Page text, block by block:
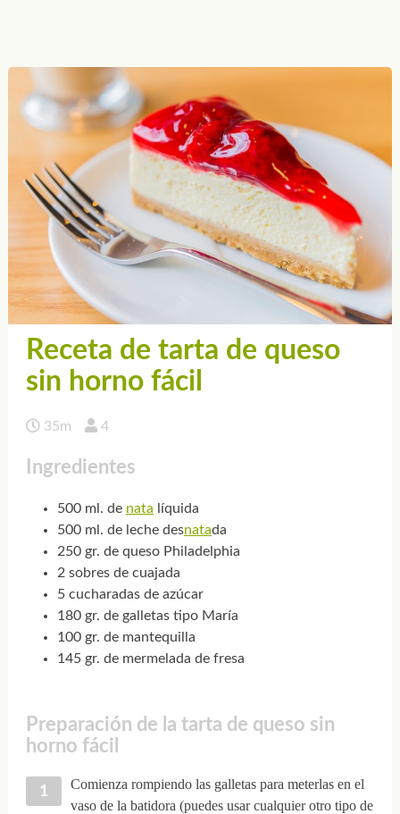
Receta de tarta de queso
sin horno fácil
35m 4
Ingredientes
500 ml. de nata líquida
500 ml. de leche desnatada
250 gr. de queso Philadelphia
2 sobres de cuajada
5 cucharadas de azúcar
180 gr. de galletas tipo María
100 gr. de mantequilla
145 gr. de mermelada de fresa
Preparación de la tarta de queso sin
horno fácil
Comienza rompiendo las galletas para meterlas en el
vaso de la batidora (puedes usar cualquier otro tipo de